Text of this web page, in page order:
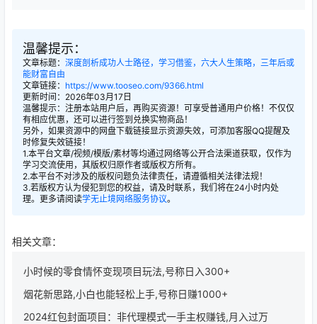
温馨提示：
文章标题： 深度剖析成功人士路径，学习借鉴，六大人生策略，三年后或
能财富自由
文章链接： https://www.tooseo.com/9366.html
更新时间：2026年03月17日
温馨提示：注册本站用户后，再购买资源！可享受普通用户价格！不仅仅
有相应优惠，还可以进行签到兑换实物商品！
另外，如果资源中的网盘下载链接显示资源失效，可添加客服QQ提醒及
时修复失效链接！
1.本平台文章/视频/模版/素材等均通过网络等公开合法渠道获取，仅作为
学习交流使用，其版权归原作者或版权方所有。
2.本平台不对涉及的版权问题负法律责任，请遵循相关法律法规！
3.若版权方认为侵犯到您的权益，请及时联系，我们将在24小时内处
理。更多请阅读学无止境网络服务协议。
相关文章：
小时候的零食情怀变现项目玩法,号称日入300+
烟花新思路,小白也能轻松上手,号称日赚1000+
2024红包封面项目：非代理模式一手主权赚钱,月入过万